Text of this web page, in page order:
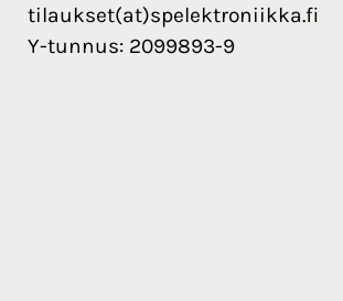
tilaukset(at)spelektroniikka.fi
Y-tunnus: 2099893-9